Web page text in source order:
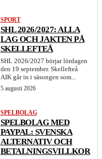
SPORT
SHL 2026/2027: ALLA
LAG OCH JAKTEN PÅ
SKELLEFTEÅ
SHL 2026/2027 börjar lördagen
den 19 september. Skellefteå
AIK går in i säsongen som...
5 augusti 2026
SPELBOLAG
SPELBOLAG MED
PAYPAL: SVENSKA
ALTERNATIV OCH
BETALNINGSVILLKOR